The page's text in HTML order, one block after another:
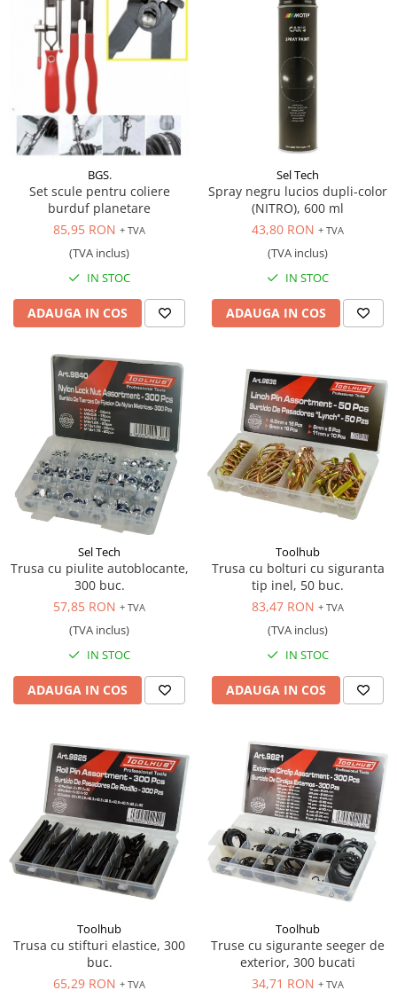
BGS.
Set scule pentru coliere
burduf planetare
85,95 RON + TVA
(TVA inclus)
IN STOC
ADAUGA IN COS
Sel Tech
Spray negru lucios dupli-color
(NITRO), 600 ml
43,80 RON + TVA
(TVA inclus)
IN STOC
ADAUGA IN COS
Sel Tech
Trusa cu piulite autoblocante,
300 buc.
57,85 RON + TVA
(TVA inclus)
IN STOC
ADAUGA IN COS
Toolhub
Trusa cu bolturi cu siguranta
tip inel, 50 buc.
83,47 RON + TVA
(TVA inclus)
IN STOC
ADAUGA IN COS
Toolhub
Trusa cu stifturi elastice, 300
buc.
65,29 RON + TVA
Toolhub
Truse cu sigurante seeger de
exterior, 300 bucati
34,71 RON + TVA